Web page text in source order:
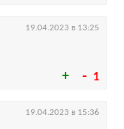
1
19.04.2023 в 13:25
19.04.2023 в 15:36